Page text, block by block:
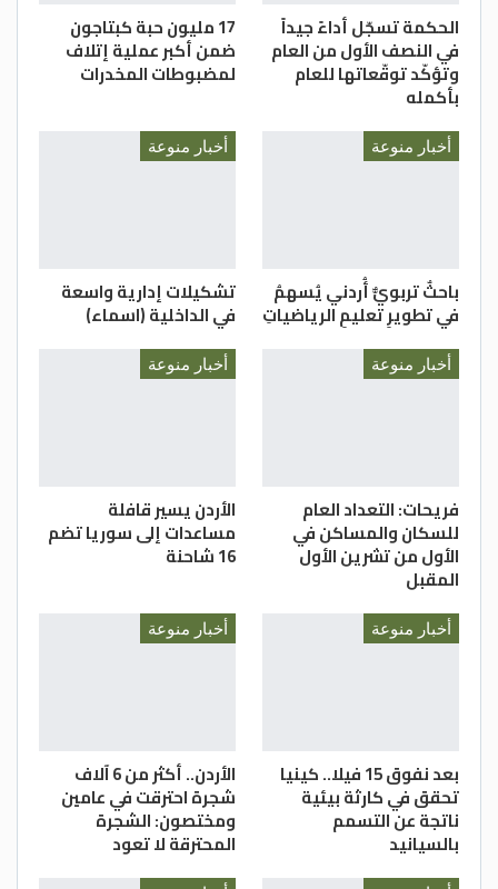
الحكمة تسجّل أداءً جيداً
في النصف الأول من العام
وتؤكّد توقّعاتها للعام
بأكمله
17 مليون حبة كبتاجون
ضمن أكبر عملية إتلاف
لمضبوطات المخدرات
أخبار منوعة
باحثٌ تربويٌّ أُردني يُسهمُ
في تطويرِ تعليمِ الرياضياتِ
أخبار منوعة
تشكيلات إدارية واسعة
في الداخلية (اسماء)
أخبار منوعة
فريحات: التعداد العام
للسكان والمساكن في
الأول من تشرين الأول
المقبل
أخبار منوعة
الأردن يسير قافلة
مساعدات إلى سوريا تضم
16 شاحنة
أخبار منوعة
بعد نفوق 15 فيلا.. كينيا
تحقق في كارثة بيئية
ناتجة عن التسمم
بالسيانيد
أخبار منوعة
الأردن.. أكثر من 6 آلاف
شجرة احترقت في عامين
ومختصون: الشجرة
المحترقة لا تعود